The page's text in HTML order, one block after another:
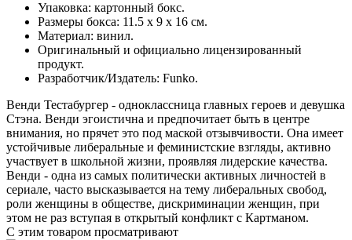
Упаковка: картонный бокс.
Размеры бокса: 11.5 х 9 х 16 см.
Материал: винил.
Оригинальный и официально лицензированный
продукт.
Разработчик/Издатель: Funko.
Венди Тестабургер - одноклассница главных героев и девушка
Стэна. Венди эгоистична и предпочитает быть в центре
внимания, но прячет это под маской отзывчивости. Она имеет
устойчивые либеральные и феминистские взгляды, активно
участвует в школьной жизни, проявляя лидерские качества.
Венди - одна из самых политически активных личностей в
сериале, часто высказывается на тему либеральных свобод,
роли женщины в обществе, дискриминации женщин, при
этом не раз вступая в открытый конфликт с Картманом.
С этим товаром просматривают